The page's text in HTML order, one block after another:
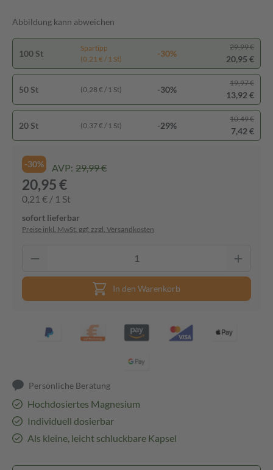
Abbildung kann abweichen
100 St
Spartipp
(0,21 € / 1 St)
-30%
29,99 €
20,95 €
50 St (0,28 € / 1 St) -30%
19,97 €
13,92 €
20 St (0,37 € / 1 St) -29%
10,49 €
7,42 €
-30% AVP: 29,99 €
20,95 €
0,21 € / 1 St
sofort lieferbar
Preise inkl. MwSt. ggf. zzgl. Versandkosten
In den Warenkorb
Persönliche Beratung
Hochdosiertes Magnesium
Individuell dosierbar
Als kleine, leicht schluckbare Kapsel